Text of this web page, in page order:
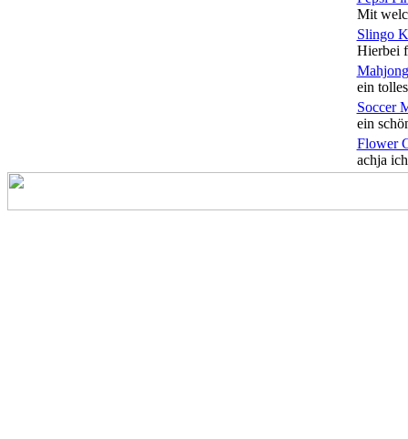
Mit
Slingo
Hierbei
ein
Soccer
ein
Flower
achja